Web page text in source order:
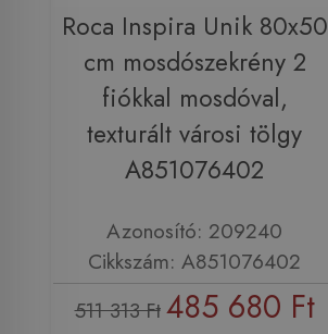
Roca Inspira Unik 80x50
cm mosdószekrény 2
fiókkal mosdóval,
texturált városi tölgy
A851076402
Azonosító: 209240
Cikkszám: A851076402
511 313 Ft 485 680 Ft